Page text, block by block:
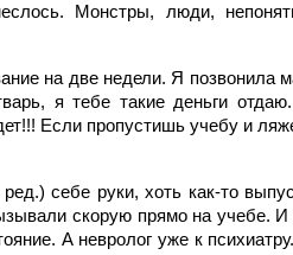
Монстры, люди,
на две недели. Я позвонила
я тебе такие деньги
Если пропустишь учебу и
себе руки, хоть как-то
скорую прямо на учебе. И
А невролог уже к